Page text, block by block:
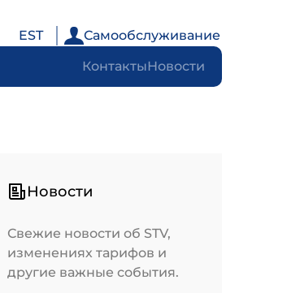
EST
Самообслуживание
КонтактыНовости
Новости
Свежие новости об STV,
изменениях тарифов и
другие важные события.